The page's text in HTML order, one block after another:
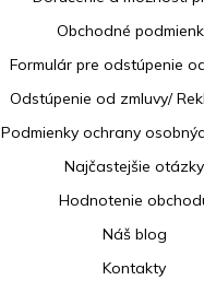
Obchodné
Formulár pre odstúpenie
Odstúpenie od zmluvy/
Podmienky ochrany
Najčastejšie otázky
Hodnotenie
Náš blog
Kontakty